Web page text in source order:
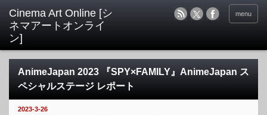
menu
AnimeJapan 2023 『SPY×FAMILY』AnimeJapan ス
ペシャルステージ レポート
2023-3-26